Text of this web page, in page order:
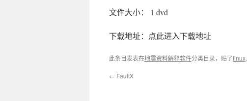
文件大小： 1 dvd
下载地址：点此进入下载地址
此条目发表在地震资料解释软件分类目录，贴了linux,
← FaultX